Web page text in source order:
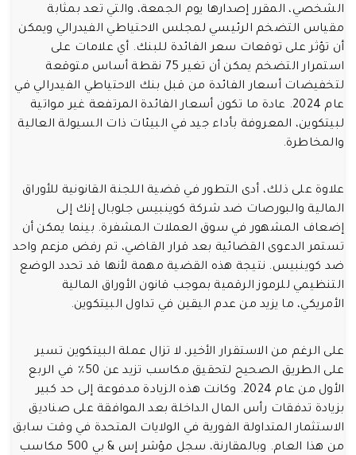
الشخصي، المقرر إصدارها يوم الجمعة، والتي تعد بمثابة
مقياس التضخم الرئيسي لمجلس الاحتياطي الفيدرالي ويمكن
أن تؤثر على توقعات سعر الفائدة للبنك. أي علامات على
استمرار التضخم يمكن أن تغير 75 نقطة أساس متوقعة
لتخفيضات أسعار الفائدة من قبل بنك الاحتياطي الفيدرالي في
عام 2024. عادة ما تكون أسعار الفائدة المرتفعة غير مواتية
لبيتكوين، المعروفة بأداء جيد في البيئات ذات السيولة العالية
والمخاطرة.
علاوة على ذلك، أدى التطور في قضية اللجنة القانونية للأوراق
المالية والبورصات ضد شركة كوينبيس جلوبال إنك إلى
إضعاف المشهور في سوق العملات المشفرة. بينما يمكن أن
تستمر الدعوى القضائية بعد قرار القاضي، تم رفض مزعم واحد
ضد كوينبيس. نتيجة هذه القضية مهمة لأنها قد تحدد الوضع
التنظيمي للرموز الرقمية بموجب قانون الأوراق المالية
الأمريكي، ما يزيد من عدم اليقين في تداول البيتكوين.
على الرغم من الاستقرار الأخير، لا تزال عملة البيتكوين تسير
على الطريق الصحيح لتحقيق مكاسب تزيد عن 50٪ في الربع
الأول من عام 2024. وكانت هذه الزيادة مدفوعة إلى حد كبير
بزيادة تدفقات رأس المال الداخلة بعد الموافقة على صناديق
الاستثمار المتداولة الفورية في الولايات المتحدة في وقت سابق
من هذا العام. وبالمقارنة، سجل مؤشر إس & بي 500 مكاسب